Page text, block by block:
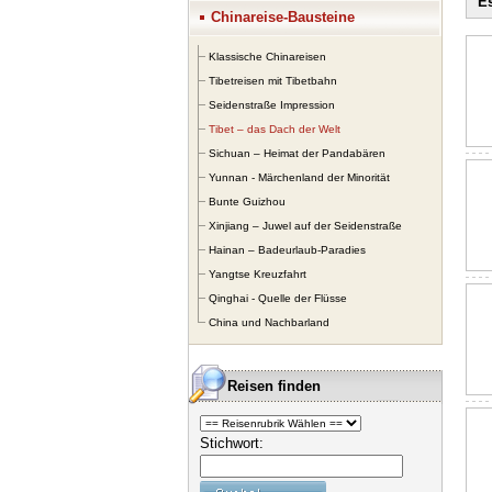
Chinareise-Bausteine
Klassische Chinareisen
Tibetreisen mit Tibetbahn
Seidenstraße Impression
Tibet – das Dach der Welt
Sichuan – Heimat der Pandabären
Yunnan - Märchenland der Minorität
Bunte Guizhou
Xinjiang – Juwel auf der Seidenstraße
Hainan – Badeurlaub-Paradies
Yangtse Kreuzfahrt
Qinghai - Quelle der Flüsse
China und Nachbarland
Reisen finden
Stichwort: